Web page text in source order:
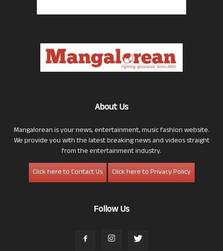
About Us
Mangalorean is your news, entertainment, music fashion website.
We provide you with the latest breaking news and videos straight
from the entertainment industry.
Click here to Contact Us
Click here to Privacy Policy
Follow Us